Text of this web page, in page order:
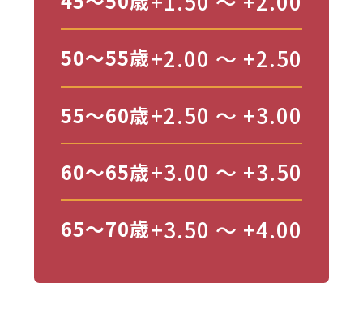
50〜55歳+2.00 〜 +2.50
55〜60歳+2.50 〜 +3.00
60〜65歳+3.00 〜 +3.50
65〜70歳+3.50 〜 +4.00